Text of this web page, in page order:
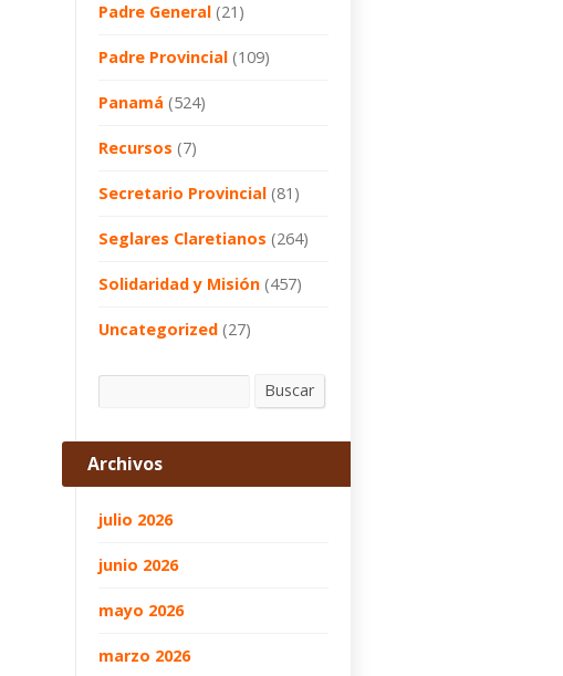
Padre General (21)
Padre Provincial (109)
Panamá (524)
Recursos (7)
Secretario Provincial (81)
Seglares Claretianos (264)
Solidaridad y Misión (457)
Uncategorized (27)
Buscar
Archivos
julio 2026
junio 2026
mayo 2026
marzo 2026